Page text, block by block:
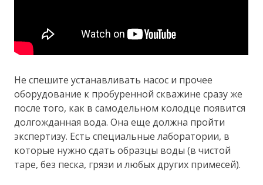
Не спешите устанавливать насос и прочее
оборудование к пробуренной скважине сразу же
после того, как в самодельном колодце появится
долгожданная вода. Она еще должна пройти
экспертизу. Есть специальные лаборатории, в
которые нужно сдать образцы воды (в чистой
таре, без песка, грязи и любых других примесей).